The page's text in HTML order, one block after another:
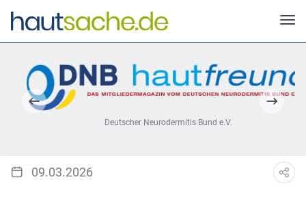
Deutscher Neurodermitis Bund e.V.
09.03.2026